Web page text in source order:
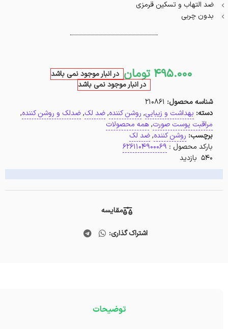
ضد التهاب و تسکین قرمزی
بدون چربی
495.000 تومان در انبار موجود نمی باشد
در انبار موجود نمی باشد
شناسه محصول: 210861
دسته: بهداشت و زیبایی, روشن کننده,ضد لک,ضدلک و روشن کننده,
مراقبت پوست صورت,همه محصولات
برچسب: روشن کننده,ضد لک
بارکد محصول : 6261104900069
540 بازدید
مقایسه
اشتراک گذاری:
توضیحات